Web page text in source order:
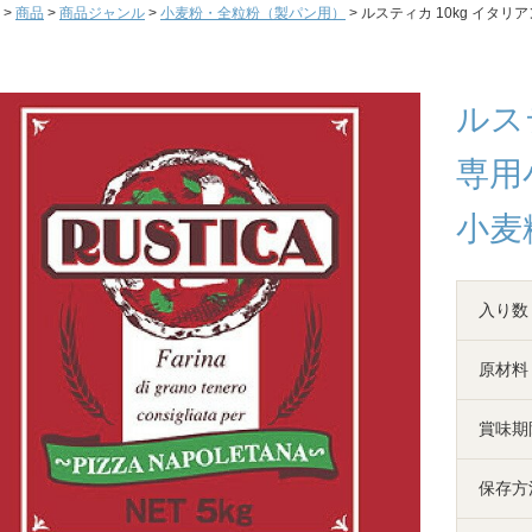
> 商品 > 商品ジャンル > 小麦粉・全粒粉（製パン用） > ルスティカ 10kg イタリ
ル
専用
小麦
入り数
原材料
賞味期
保存方